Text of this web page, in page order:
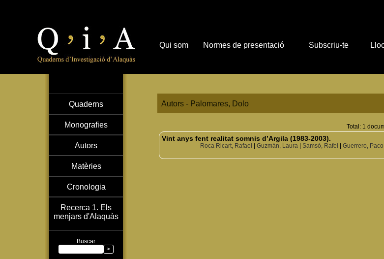
Quaderns
Monografies
Autors
Matèries
Cronologia
Recerca 1. Els
menjars d'Alaquàs
Buscar
Autors - Palomares, Dolo
Total: 1
Vint anys fent realitat somnis d’Argila (1983-2003).
Roca Ricart, Rafael |Guzmán, Laura |Samsó, Rafel |Guerrero, Paco
Qui som Normes de presentació Subscriu-te